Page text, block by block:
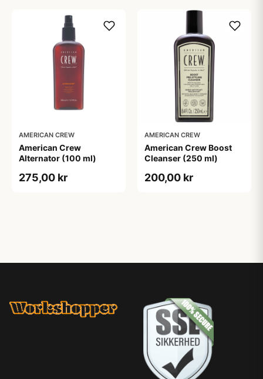
AMERICAN CREW
American Crew
Alternator (100 ml)
275,00 kr
AMERICAN CREW
American Crew Boost
Cleanser (250 ml)
200,00 kr